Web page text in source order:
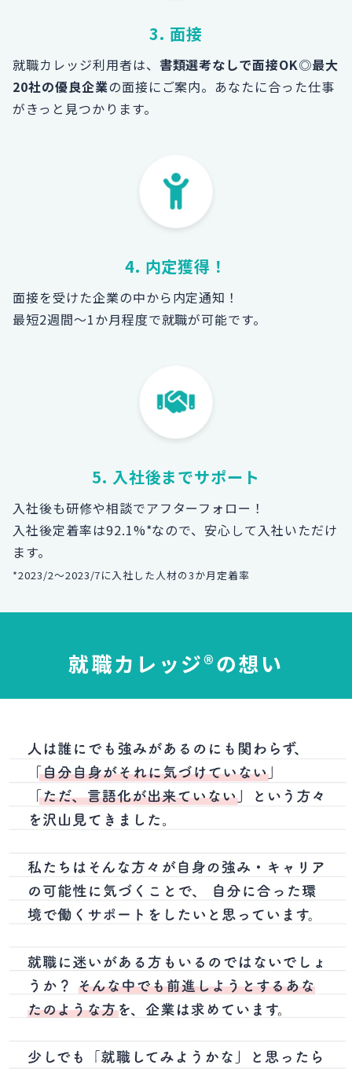
3. 面接
就職カレッジ利用者は、 書類選考なしで面接OK◎最大
20社の優良企業の面接にご案内。あなたに合った仕事
がきっと見つかります。
4. 内定獲得！
面接を受けた企業の中から内定通知！
最短2週間～1か月程度で就職が可能です。
5. 入社後までサポート
入社後も研修や相談でアフターフォロー！
入社後定着率は92.1%*なので、安心して入社いただけ
ます。
*2023/2～2023/7に入社した人材の3か月定着率
就職カレッジ®の想い